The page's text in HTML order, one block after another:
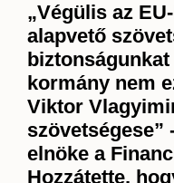
„Végülis az
alapvető
kormány nem
Viktor
szövetségese”
elnöke a
Hozzátette,